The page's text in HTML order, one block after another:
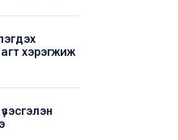
хэрэгжиж